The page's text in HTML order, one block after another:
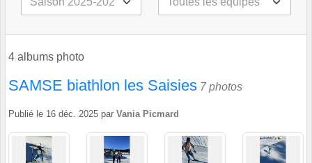
4 albums photo
SAMSE biathlon les Saisies 7 photos
Publié le 16 déc. 2025 par Vania Picmard